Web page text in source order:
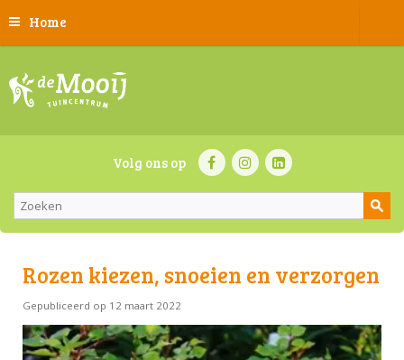
Home
Volg ons op
Rozen kiezen, snoeien en verzorgen
Gepubliceerd op 12 maart 2022